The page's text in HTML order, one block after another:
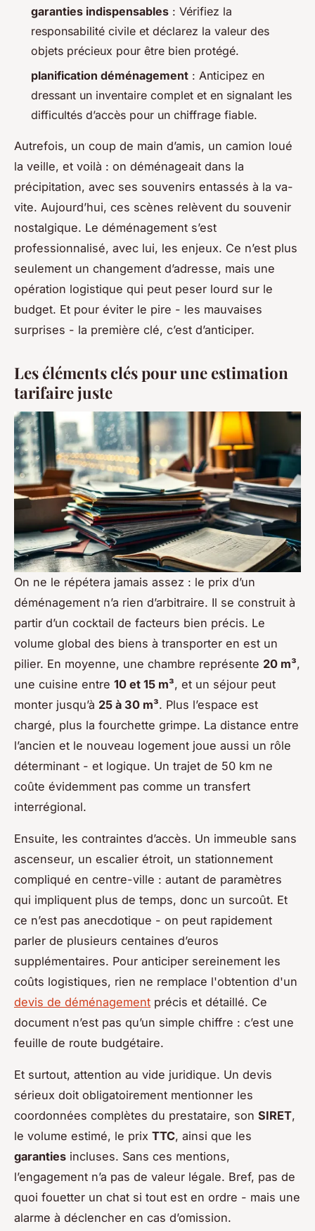
garanties indispensables : Vérifiez la
responsabilité civile et déclarez la valeur des
objets précieux pour être bien protégé.
planification déménagement : Anticipez en
dressant un inventaire complet et en signalant les
difficultés d’accès pour un chiffrage fiable.
Autrefois, un coup de main d’amis, un camion loué
la veille, et voilà : on déménageait dans la
précipitation, avec ses souvenirs entassés à la va-
vite. Aujourd’hui, ces scènes relèvent du souvenir
nostalgique. Le déménagement s’est
professionnalisé, avec lui, les enjeux. Ce n’est plus
seulement un changement d’adresse, mais une
opération logistique qui peut peser lourd sur le
budget. Et pour éviter le pire - les mauvaises
surprises - la première clé, c’est d’anticiper.
Les éléments clés pour une estimation
tarifaire juste
On ne le répétera jamais assez : le prix d’un
déménagement n’a rien d’arbitraire. Il se construit à
partir d’un cocktail de facteurs bien précis. Le
volume global des biens à transporter en est un
pilier. En moyenne, une chambre représente 20 m³,
une cuisine entre 10 et 15 m³, et un séjour peut
monter jusqu’à 25 à 30 m³. Plus l’espace est
chargé, plus la fourchette grimpe. La distance entre
l’ancien et le nouveau logement joue aussi un rôle
déterminant - et logique. Un trajet de 50 km ne
coûte évidemment pas comme un transfert
interrégional.
Ensuite, les contraintes d’accès. Un immeuble sans
ascenseur, un escalier étroit, un stationnement
compliqué en centre-ville : autant de paramètres
qui impliquent plus de temps, donc un surcoût. Et
ce n’est pas anecdotique - on peut rapidement
parler de plusieurs centaines d’euros
supplémentaires. Pour anticiper sereinement les
coûts logistiques, rien ne remplace l'obtention d'un
devis de déménagement précis et détaillé. Ce
document n’est pas qu’un simple chiffre : c’est une
feuille de route budgétaire.
Et surtout, attention au vide juridique. Un devis
sérieux doit obligatoirement mentionner les
coordonnées complètes du prestataire, son SIRET,
le volume estimé, le prix TTC, ainsi que les
garanties incluses. Sans ces mentions,
l’engagement n’a pas de valeur légale. Bref, pas de
quoi fouetter un chat si tout est en ordre - mais une
alarme à déclencher en cas d’omission.